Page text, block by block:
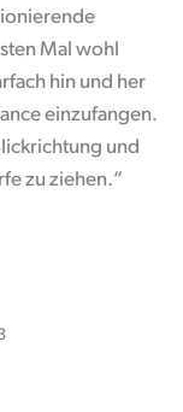
Mal wohl
hin und her
einzufangen.
und
zu ziehen.“